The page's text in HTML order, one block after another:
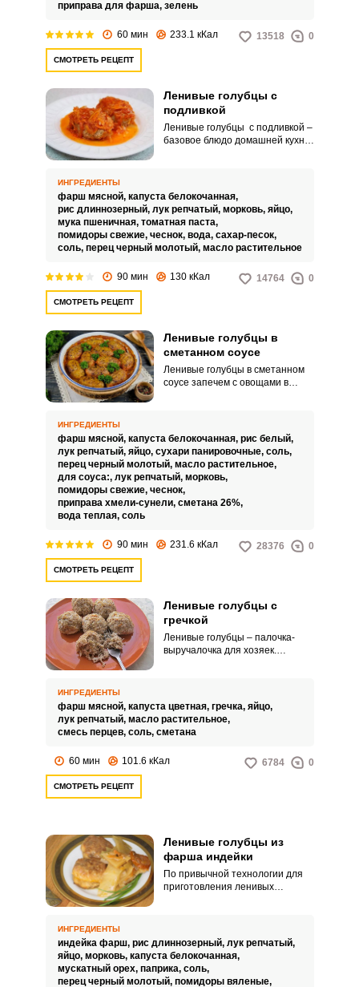
приправа для фарша, зелень
60 мин 233.1 кКал 13518 0
СМОТРЕТЬ РЕЦЕПТ
Ленивые голубцы с
подливкой
Ленивые голубцы с подливкой –
базовое блюдо домашней кухни.
ИНГРЕДИЕНТЫ
фарш мясной, капуста белокочанная,
рис длиннозерный, лук репчатый, морковь, яйцо,
мука пшеничная, томатная паста,
помидоры свежие, чеснок, вода, сахар-песок,
соль, перец черный молотый, масло растительное
90 мин 130 кКал 14764 0
СМОТРЕТЬ РЕЦЕПТ
Ленивые голубцы в
сметанном соусе
Ленивые голубцы в сметанном
соусе запечем с овощами в
возиться с капустными
листьями, чтобы завернуть
каждый голубец.
ИНГРЕДИЕНТЫ
фарш мясной, капуста белокочанная, рис белый,
лук репчатый, яйцо, сухари панировочные, соль,
перец черный молотый, масло растительное,
для соуса:, лук репчатый, морковь,
помидоры свежие, чеснок,
приправа хмели-сунели, сметана 26%,
вода теплая, соль
90 мин 231.6 кКал 28376 0
СМОТРЕТЬ РЕЦЕПТ
Ленивые голубцы с
гречкой
Ленивые голубцы – палочка-
выручалочка для хозяек.
ИНГРЕДИЕНТЫ
фарш мясной, капуста цветная, гречка, яйцо,
лук репчатый, масло растительное,
смесь перцев, соль, сметана
60 мин 101.6 кКал 6784 0
СМОТРЕТЬ РЕЦЕПТ
Ленивые голубцы из
фарша индейки
По привычной технологии для
приготовления ленивых
данном рецепте предлагаем
капусту приготовить и подать
отдельно.
ИНГРЕДИЕНТЫ
индейка фарш, рис длиннозерный, лук репчатый,
яйцо, морковь, капуста белокочанная,
мускатный орех, паприка, соль,
перец черный молотый, помидоры вяленые,